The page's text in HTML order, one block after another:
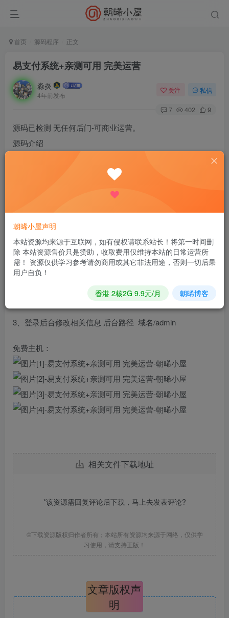
首页 源码程序 正文
易支付系统+亲测可用 完美运营
淼炎
4年前发布
关注 私信
7 402 9
源码已检测 无任何后门-可商业运营。
源码介绍
口系统源码，采用了群集服务器，不仅防御高，故障率也相
对来说低很多，资金平均停留的时间不超过12小时，所以您
使用步骤：
1、将源码上传至服务器或者虚拟机并解压
2、访问域名/install/ 填写数据库信息安装
3、登录后台修改相关信息 后台路径 域名/admin
免费主机：
相关文件下载地址
*该资源需回复评论后下载，马上去发表评论?
©下载资源版权归作者所有；本站所有资源均来源于网络，仅供学
习使用，请支持正版！
文章版权声
明
朝晞小屋声明
本站资源均来源于互联网，如有侵权请联系站长！将第一时间删
除 本站资源售价只是赞助，收取费用仅维持本站的日常运营所
需！ 资源仅供学习参考请勿商用或其它非法用途，否则一切后果
用户自负！
香港 2核2G 9.9元/月 朝晞博客